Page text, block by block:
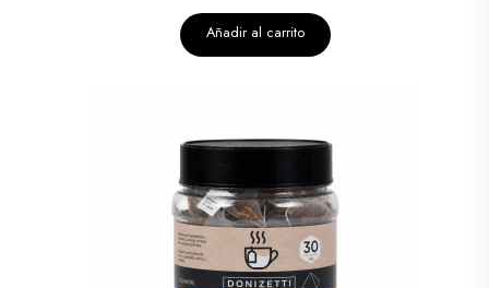
Añadir al carrito